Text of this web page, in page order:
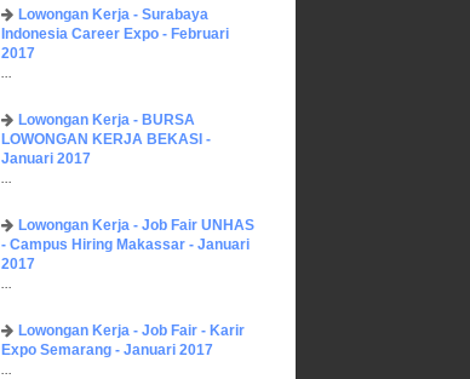
Lowongan Kerja - Surabaya
Indonesia Career Expo - Februari
2017
...
Lowongan Kerja - BURSA
LOWONGAN KERJA BEKASI -
Januari 2017
...
Lowongan Kerja - Job Fair UNHAS
- Campus Hiring Makassar - Januari
2017
...
Lowongan Kerja - Job Fair - Karir
Expo Semarang - Januari 2017
...